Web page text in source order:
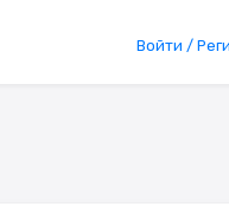
Войти /